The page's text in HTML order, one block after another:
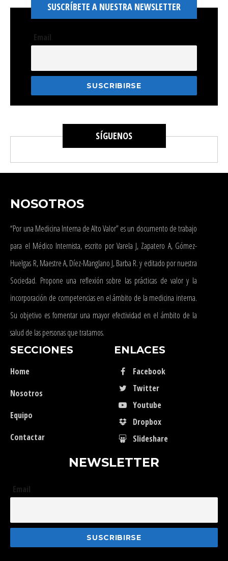
SUSCRÍBETE A NUESTRA NEWSLETTER
Email
SÍGUENOS
NOSOTROS
“Por una Medicina Interna de Alto Valor” es un documento de trabajo
para el Médico Internista, escrito por Varela J, Zapatero A, Gómez-
Huelgas R, Maestre A, Díez-Manglano J, Barba R. y editado por nuestra
Sociedad. Propone una reflexión sobre las prácticas de valor y la
incorporación de competencias en el ámbito de la medicina interna.
Su objetivo es fomentar una mayor efectividad en el ámbito de la
salud de las personas que tratamos.
SECCIONES
Home
Nosotros
Equipo
Contactar
ENLACES
Facebook
Twitter
Youtube
Dropbox
Slideshare
NEWSLETTER
Email